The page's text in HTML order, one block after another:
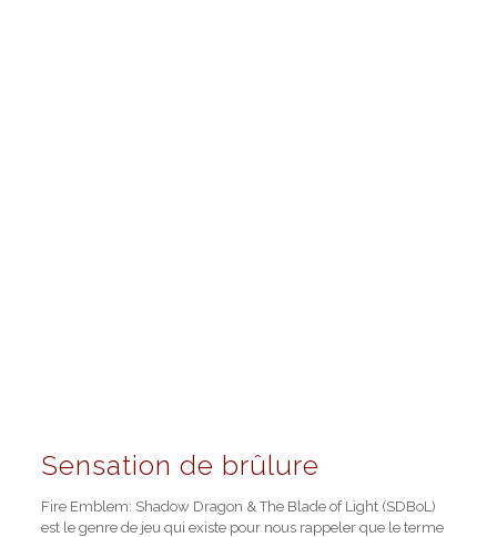
Sensation de brûlure
Fire Emblem: Shadow Dragon & The Blade of Light (SDBoL)
est le genre de jeu qui existe pour nous rappeler que le terme